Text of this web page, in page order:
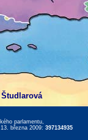
parlamentu,
března 2009: 397134935